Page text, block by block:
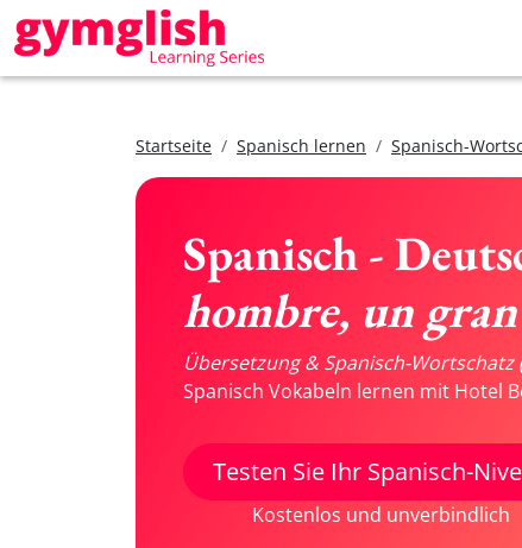
Startseite Spanisch lernen Spanisch-
Spanisch -
hombre, un
Übersetzung & Spanisch-Wortschatz
Spanisch Vokabeln lernen mit Hotel
Testen Sie Ihr Spanisch-
Kostenlos und unverbindlich